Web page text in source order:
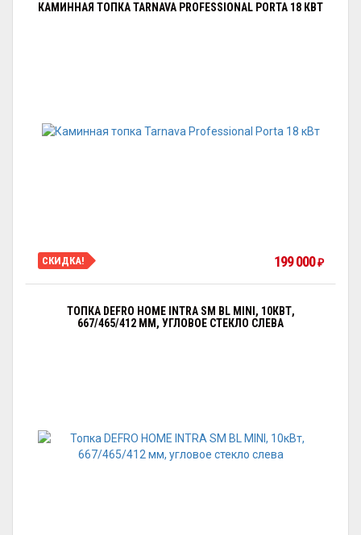
КАМИННАЯ ТОПКА TARNAVA PROFESSIONAL PORTA 18 КВТ
СКИДКА! 199 000₽
ТОПКА DEFRO HOME INTRA SM BL MINI, 10КВТ,
667/465/412 ММ, УГЛОВОЕ СТЕКЛО СЛЕВА